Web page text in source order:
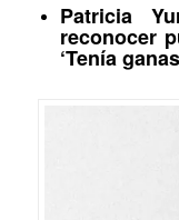
Patricia
reconocer
‘Tenía